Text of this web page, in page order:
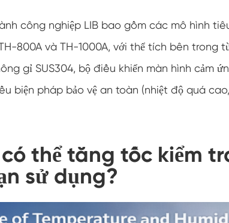
Lò sấy
Thiết bị kiểm tra tấm pin PV
Đi bộ trong buồng độ ẩm
Buồng nhiệt độ
công nghiệp LIB bao gồm các mô hình
800A và TH-1000A, với thể tích bên trong
gỉ SUS304, bộ điều khiển màn hình cảm
biện pháp bảo vệ an toàn (nhiệt độ quá
có thể tăng tốc kiểm
sử dụng?